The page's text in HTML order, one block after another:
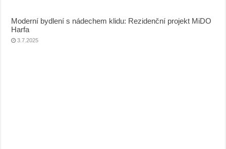
Moderní bydlení s nádechem klidu: Rezidenční projekt MiDO
Harfa
3.7.2025